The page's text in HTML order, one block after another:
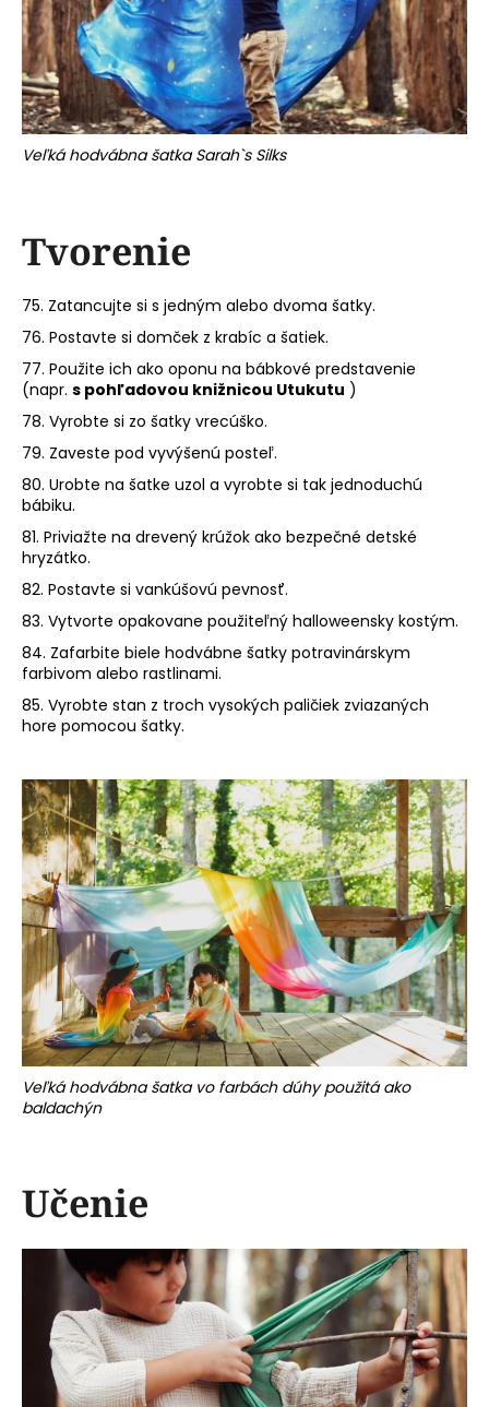
Veľká hodvábna šatka Sarah`s Silks
Tvorenie
75. Zatancujte si s jedným alebo dvoma šatky.
76. Postavte si domček z krabíc a šatiek.
77. Použite ich ako oponu na bábkové predstavenie
(napr. s pohľadovou knižnicou Utukutu )
78. Vyrobte si zo šatky vrecúško.
79. Zaveste pod vyvýšenú posteľ.
80. Urobte na šatke uzol a vyrobte si tak jednoduchú
bábiku.
81. Priviažte na drevený krúžok ako bezpečné detské
hryzátko.
82. Postavte si vankúšovú pevnosť.
83. Vytvorte opakovane použiteľný halloweensky kostým.
84. Zafarbite biele hodvábne šatky potravinárskym
farbivom alebo rastlinami.
85. Vyrobte stan z troch vysokých paličiek zviazaných
hore pomocou šatky.
Veľká hodvábna šatka vo farbách dúhy použitá ako
baldachýn
Učenie